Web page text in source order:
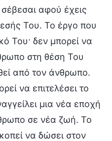
σέβεσαι αφού έχεις
Του. Το έργο που
Του· δεν μπορεί να
στη θέση Του
από τον άνθρωπο.
να επιτελέσει το
μια νέα εποχή
σε νέα ζωή. Το
να δώσει στον